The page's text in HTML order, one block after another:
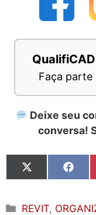
Faça parte
Deixe seu
conversa!
Share
on
Share
on
Categorias
REVIT,